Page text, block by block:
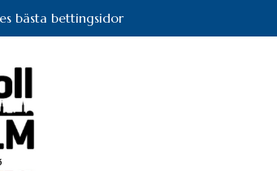
bästa bettingsidor